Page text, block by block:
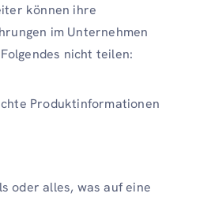
können ihre
im Unternehmen
nicht teilen:
Produktinformationen
oder alles, was auf eine